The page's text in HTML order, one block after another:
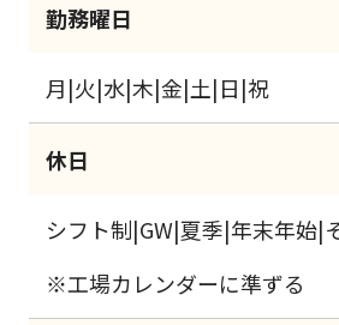
勤務曜日
月|火|水|木|金|土|日|祝
休日
シフト制|GW|夏季|年末年始|
※工場カレンダーに準ずる